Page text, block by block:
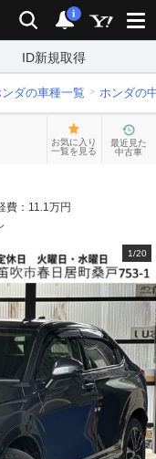
検索 通知
i
ID新規取得
ダの車種一覧 ホンダの
お気に入り
一覧を見る
最近見た
中古車
費： 11.1万円
1/20